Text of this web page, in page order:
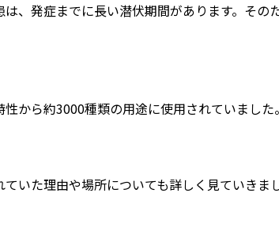
は、発症までに長い潜伏期間があります。そ
性から約3000種類の用途に使用されていまし
いた理由や場所についても詳しく見ていきま